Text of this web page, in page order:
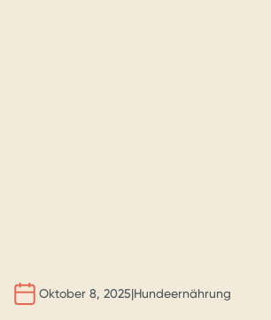
Oktober 8, 2025|Hundeernährung